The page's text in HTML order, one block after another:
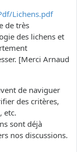
Lichens.pdf
de très
des lichens et
[Merci Arnaud
de naviguer
des critères,
etc.
sont déjà
nos discussions.